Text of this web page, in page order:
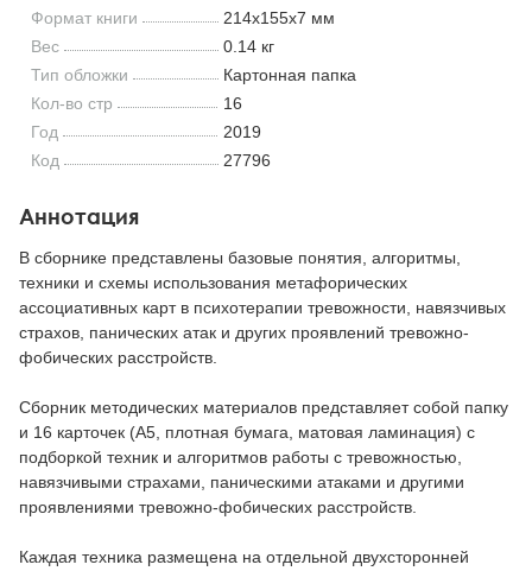
Формат книги
214x155x7 мм
Вес
0.14 кг
Тип обложки
Картонная папка
Кол-во стр
16
Год
2019
Код
27796
Аннотация
В сборнике представлены базовые понятия, алгоритмы,
техники и схемы использования метафорических
ассоциативных карт в психотерапии тревожности, навязчивых
страхов, панических атак и других проявлений тревожно-
фобических расстройств.
Сборник методических материалов представляет собой папку
и 16 карточек (А5, плотная бумага, матовая ламинация) с
подборкой техник и алгоритмов работы с тревожностью,
навязчивыми страхами, паническими атаками и другими
проявлениями тревожно-фобических расстройств.
Каждая техника размещена на отдельной двухсторонней